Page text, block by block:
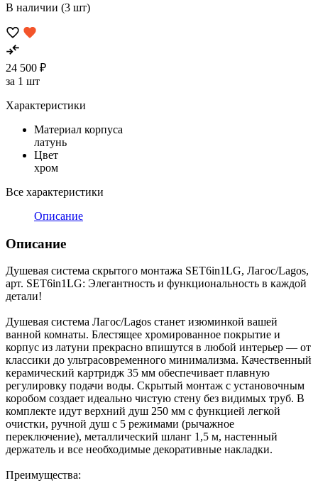
В наличии (3 шт)
24 500 ₽
за 1 шт
Характеристики
Материал корпуса
латунь
Цвет
хром
Все характеристики
Описание
Описание
Душевая система скрытого монтажа SET6in1LG, Лагос/Lagos,
арт. SET6in1LG: Элегантность и функциональность в каждой
детали!
Душевая система Лагос/Lagos станет изюминкой вашей
ванной комнаты. Блестящее хромированное покрытие и
корпус из латуни прекрасно впишутся в любой интерьер — от
классики до ультрасовременного минимализма. Качественный
керамический картридж 35 мм обеспечивает плавную
регулировку подачи воды. Скрытый монтаж с установочным
коробом создает идеально чистую стену без видимых труб. В
комплекте идут верхний душ 250 мм с функцией легкой
очистки, ручной душ с 5 режимами (рычажное
переключение), металлический шланг 1,5 м, настенный
держатель и все необходимые декоративные накладки.
Преимущества: